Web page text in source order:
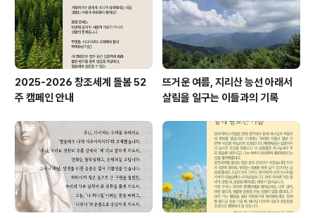
은 정책의 실효성을 체감하기 어려운 상황입니다. 행정기
관의 수거쳬계 미흡으로, 시민들이 어렵게 수거한 ..
2025-2026 창조세계 돌봄 52
주 캠페인 안내
뜨거운 여름, 지리산 능선 아래서
살림을 일구는 이들과의 기록